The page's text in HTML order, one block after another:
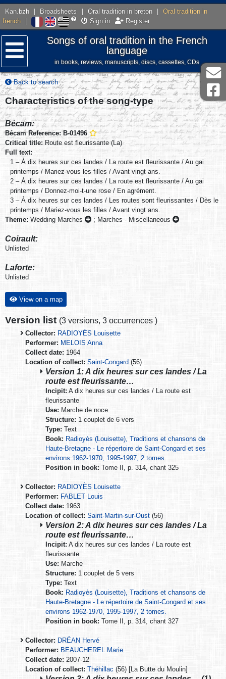
Kan.bzh Broadsheets Oral tradition in breton
Oral tradition in
french
Sign in Register
Menu
Songs of oral tradition in the French
language
in books, reviews, manuscripts, discs, cassettes, CDs
Back to search
Characteristics of the song-type
Bécam:
Bécam Reference: B-01496
Critical title: Route est fleurissante (La)
Full text:
1 – À dix heures sur ces landes / La route est fleurissante / Au gai
printemps / Mariez-vous les filles / Avant vingt ans.
2 – À dix heures sur ces landes / La route est fleurissante / Au gai
printemps / Donnez-moi-t-une rose / En agrément.
3 – À dix heures sur ces landes / Les routes sont fleurissantes / Dès le
printemps / Mariez-vous les filles / Avant vingt ans.
Theme: Wedding Marches ; Marches - Miscellaneous
Coirault:
Unlisted
Laforte:
Unlisted
View on a map
Version list (3 versions, 3 occurrences )
Collector: RADIOYÈS Louisette
Performer: MELOIS Anna
Collect date: 1964
Location of collect: Saint-Congard (56)
Version 1: A dix heures sur ces landes / La
route est fleurissante…
Incipit: A dix heures sur ces landes / La route est
fleurissante
Use: Marche de noce
Structure: 1 couplet de 6 vers
Type: Text
Book: Radioyès (Louisette), Traditions et chansons de
Haute-Bretagne - Le répertoire de Saint-Congard et ses
environs 1962-1970, 1995-1997, 2 tomes.
Position in book: Tome II, p. 314, chant 325
Collector: RADIOYÈS Louisette
Performer: FABLET Louis
Collect date: 1963
Location of collect: Saint-Martin-sur-Oust (56)
Version 2: A dix heures sur ces landes / La
route est fleurissante…
Incipit: A dix heures sur ces landes / La route est
fleurissante
Use: Marche
Structure: 1 couplet de 5 vers
Type: Text
Book: Radioyès (Louisette), Traditions et chansons de
Haute-Bretagne - Le répertoire de Saint-Congard et ses
environs 1962-1970, 1995-1997, 2 tomes.
Position in book: Tome II, p. 314, chant 327
Collector: DRÉAN Hervé
Performer: BEAUCHEREL Marie
Collect date: 2007-12
Location of collect: Théhillac (56) [La Butte du Moulin]